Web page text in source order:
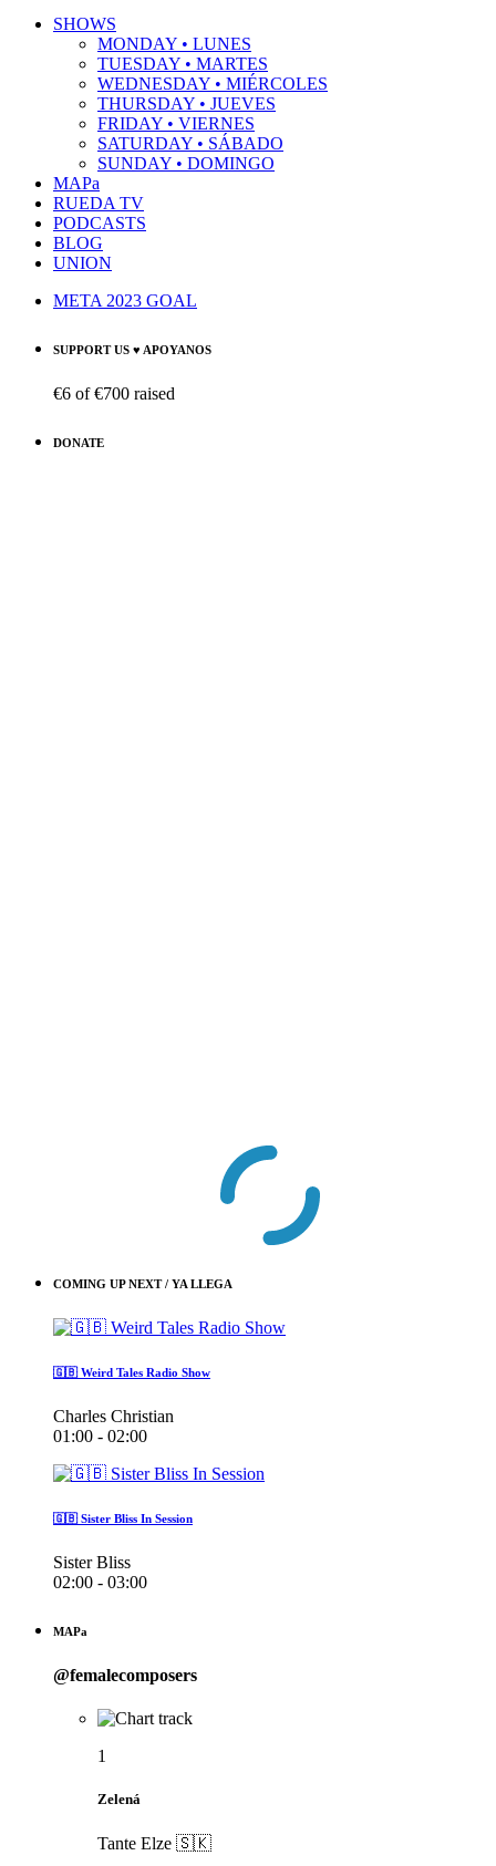
SHOWS
MONDAY • LUNES
TUESDAY • MARTES
WEDNESDAY • MIÉRCOLES
THURSDAY • JUEVES
FRIDAY • VIERNES
SATURDAY • SÁBADO
SUNDAY • DOMINGO
MAPa
RUEDA TV
PODCASTS
BLOG
UNION
META 2023 GOAL
SUPPORT US ♥ APOYANOS
€6 of€700 raised
DONATE
COMING UP NEXT / YA LLEGA
🇬🇧 Weird Tales Radio Show
Charles Christian
01:00 - 02:00
🇬🇧 Sister Bliss In Session
Sister Bliss
02:00 - 03:00
MAPa
@femalecomposers
1
Zelená
Tante Elze 🇸🇰